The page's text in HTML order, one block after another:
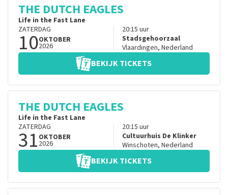
THE DUTCH EAGLES
Life in the Fast Lane
ZATERDAG
10OKTOBER
2026
20:15 uur
Stadsgehoorzaal
Vlaardingen, Nederland
BEKIJK TICKETS
THE DUTCH EAGLES
Life in the Fast Lane
ZATERDAG
31 OKTOBER
2026
20:15 uur
Cultuurhuis De Klinker
Winschoten, Nederland
BEKIJK TICKETS